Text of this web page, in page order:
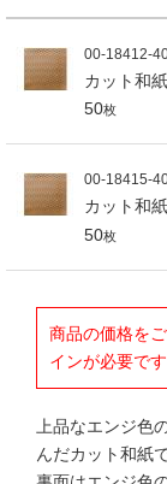
00-18412-
カット和
50枚
00-18415-
カット和
50枚
商品の価格を
インが必要です
上品なエンジ色
んだカット和紙で